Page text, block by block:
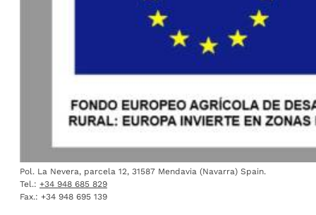
Pol. La Nevera, parcela 12, 31587 Mendavia (Navarra) Spain.
Tel.: +34 948 685 829
Fax.: +34 948 695 139